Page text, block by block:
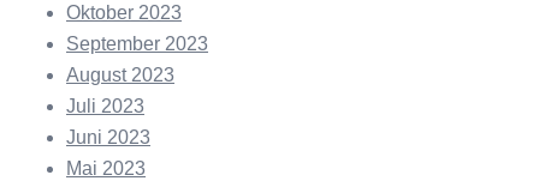
Oktober 2023
September 2023
August 2023
Juli 2023
Juni 2023
Mai 2023